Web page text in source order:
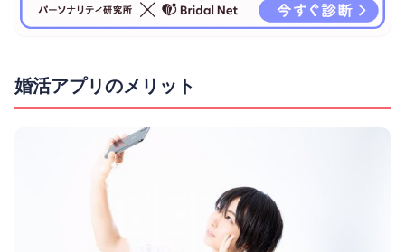
婚活アプリのメリット